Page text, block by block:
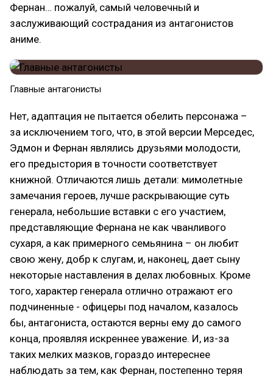
Фернан… пожалуй, самый человечный и
заслуживающий сострадания из антагонистов
аниме.
Главные антагонисты
Нет, адаптация не пытается обелить персонажа –
за исключением того, что, в этой версии Мерседес,
Эдмон и Фернан являлись друзьями молодости,
его предыстория в точности соответствует
книжной. Отличаются лишь детали: мимолетные
замечания героев, лучше раскрывающие суть
генерала, небольшие вставки с его участием,
представляющие Фернана не как чванливого
сухаря, а как примерного семьянина – он любит
свою жену, добр к слугам, и, наконец, дает сыну
некоторые наставления в делах любовных. Кроме
того, характер генерала отлично отражают его
подчиненные - офицеры под началом, казалось
бы, антагониста, остаются верны ему до самого
конца, проявляя искреннее уважение. И, из-за
таких мелких мазков, гораздо интереснее
наблюдать за тем, как Фернан, постепенно теряя